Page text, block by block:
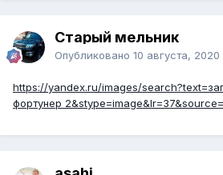
Старый мельник
Опубликовано 10 августа, 2020
https://yandex.ru/images/
фортунер